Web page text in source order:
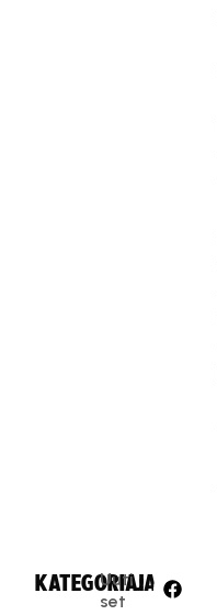
KATEGORIA:
Uuti
set
JAA: